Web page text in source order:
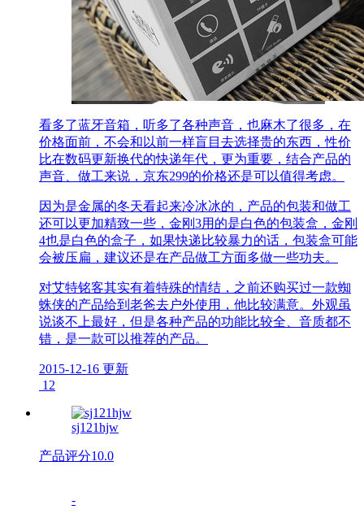
看多了蓝牙音箱，听多了各种声音，也麻木了很多，在
价格面前，不会和以前一样盲目去选择贵的东西，性价
比在数码更新换代的快递年代，更为重要，结合产品的
声音、做工来说，京东299的价格还是可以值得考虑。
因为是金属的冬天看起来冷冰冰的，产品的包装和做工
还可以更加精致一些，金刚3用的是白色的包装盒，金刚
4也是白色的盒子，如果快递比较暴力的话，包装盒可能
会被压扁，建议还是在产品做工方面多做一些功夫。
对艾特铭客其实有着特殊的情结，之前还购买过一款蜘
蛛侠的产品给到老爸去户外使用，他比较满意。外观虽
说谈不上最好，但是各种产品的功能比较全、音质都不
错，是一款可以推荐的产品。
2015-12-16 更新
12
sj121hjw
产品评分10.0
-